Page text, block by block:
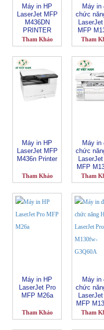
Máy in HP
LaserJet MFP
M436DN
PRINTER
Tham Khảo
Máy in
chức
MFP
Tham
Máy in HP
LaserJet MFP
M436n Printer
Tham Khảo
Máy in
chức
MFP
Tham
Máy in HP
LaserJet Pro
MFP M26a
Tham Khảo
Máy in
chức
MFP
Tham